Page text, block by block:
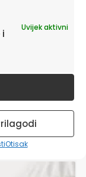
i
Uvijek aktivni
Otisak